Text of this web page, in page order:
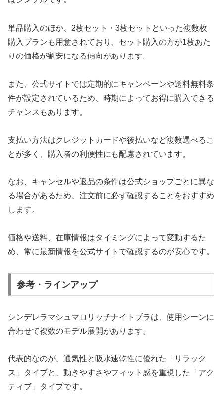
単品購入のほか、2枚セット・3枚セットといった複数枚
購入プランも用意されており、セット購入の方が1枚あた
りの価格が割安になる傾向があります。
また、公式サイトでは定期的にキャンペーンや送料無料条
件が設定されているため、時期によってお得に購入できる
チャンスもあります。
支払い方法はクレジットカードや後払いなど複数選べるこ
とが多く、購入者の利便性にも配慮されています。
なお、キャンセルや返品の条件は公式ショップごとに異な
る場合があるため、注文前に必ず確認することをおすすめ
します。
価格や送料、在庫情報はタイミングによって変動するた
め、常に最新情報を公式サイトで確認するのが安心です。
参考・ラインアップ
シンデレラマシュマロリッチナイトブラは、使用シーンに
合わせて複数のモデル展開があります。
代表的なのが、通気性と吸水速乾性に優れた「リラック
ス」タイプと、動きやすさやフィット感を重視した「アク
ティブ」タイプです。